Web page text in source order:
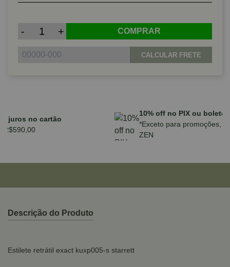
- + COMPRAR
CALCULAR FRETE
Parcele em até 10x sem juros no cartão
para compras acima de R$590,00
Descrição do Produto
Estilete retrátil exact kuxp005-s starrett